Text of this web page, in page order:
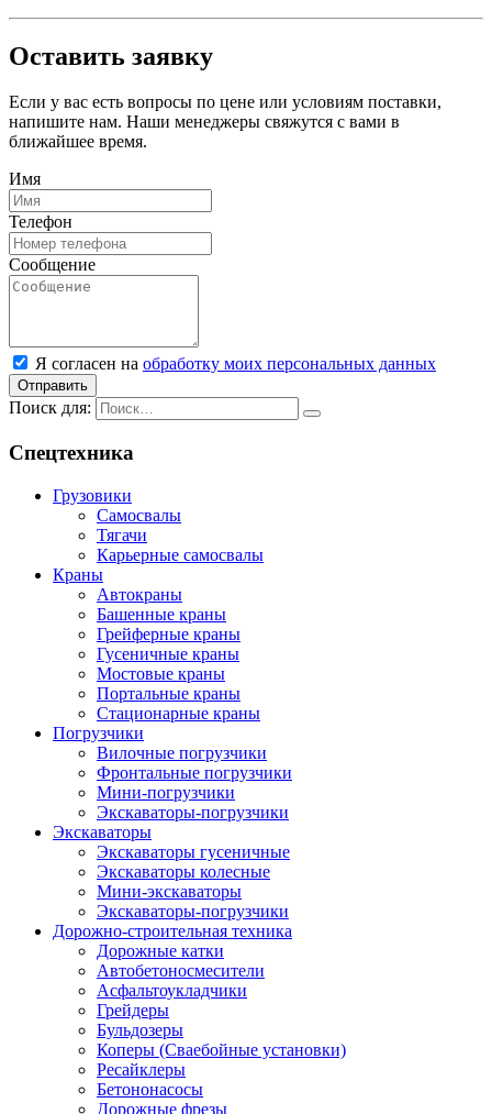
Оставить заявку
Если у вас есть вопросы по цене или условиям поставки,
напишите нам. Наши менеджеры свяжутся с вами в
ближайшее время.
Имя
Телефон
Сообщение
Я согласен на обработку моих персональных данных
Отправить
Поиск для:
Спецтехника
Грузовики
Самосвалы
Тягачи
Карьерные самосвалы
Краны
Автокраны
Башенные краны
Грейферные краны
Гусеничные краны
Мостовые краны
Портальные краны
Стационарные краны
Погрузчики
Вилочные погрузчики
Фронтальные погрузчики
Мини-погрузчики
Экскаваторы-погрузчики
Экскаваторы
Экскаваторы гусеничные
Экскаваторы колесные
Мини-экскаваторы
Экскаваторы-погрузчики
Дорожно-строительная техника
Дорожные катки
Автобетоносмесители
Асфальтоукладчики
Грейдеры
Бульдозеры
Коперы (Сваебойные установки)
Ресайклеры
Бетононасосы
Дорожные фрезы